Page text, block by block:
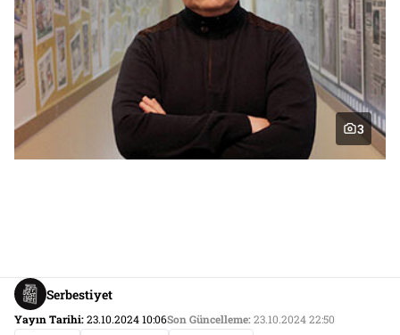
3
Serbestiyet
Yayın Tarihi:23.10.2024 10:06Son Güncelleme:23.10.2024 22:50